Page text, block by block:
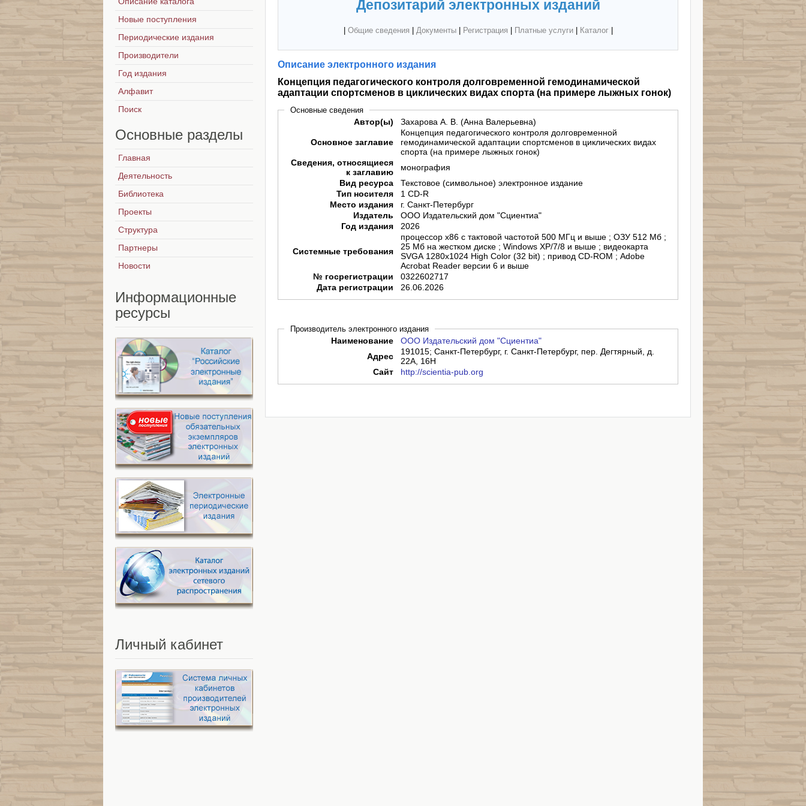
Депозитарий электронных изданий
Общие сведения Документы| Регистрация Платные услуги| Каталог|
Описание электронного издания
Концепция педагогического контроля долговременной гемодинамической
адаптации спортсменов в циклических видах спорта (на примере лыжных гонок)
Основные сведения
Автор(ы) Захарова А. В. (Анна Валерьевна)
Основное заглавие
Концепция педагогического контроля долговременной
гемодинамической адаптации спортсменов в циклических видах
спорта (на примере лыжных гонок)
Сведения, относящиеся
к заглавию
монография
Вид ресурса
Текстовое (символьное) электронное издание
Тип носителя
1 CD-R
Место издания
г. Санкт-Петербург
Издатель
ООО Издательский дом "Сциентиа"
Год издания
2026
Системные требования
процессор х86 с тактовой частотой 500 МГц и выше ; ОЗУ 512 Мб ;
25 Мб на жестком диске ; Windows ХР/7/8 и выше ; видеокарта
SVGA 1280x1024 High Color (32 bit) ; привод CD-ROM ; Adobe
Acrobat Reader версии 6 и выше
№ госрегистрации
0322602717
Дата регистрации
26.06.2026
Производитель электронного издания
Наименование
ООО Издательский дом "Сциентиа"
Адрес
191015; Санкт-Петербург, г. Санкт-Петербург, пер. Дегтярный, д.
22А, 16Н
Сайт
http://scientia-pub.org
Новые поступления
Периодические издания
Производители
Год издания
Алфавит
Поиск
Основные разделы
Главная
Деятельность
Библиотека
Проекты
Структура
Партнеры
Новости
Информационные
ресурсы
Личный кабинет